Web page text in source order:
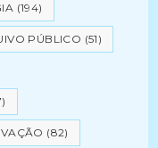
(194)
PÚBLICO (51)
(82)